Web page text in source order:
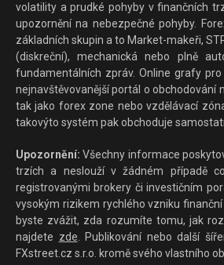
volatility a prudké pohyby v finančních
upozornění na nebezpečné pohyby.
základních skupin a to Market-makeři,
(diskreční), mechanická nebo plně
fundamentálních zpráv. Online grafy
nejnavštěvovanější portál o obchodování
tak jako forex zone nebo vzdělávací
takovýto systém pak obchoduje
Upozornění: Všechny informace
trzích a neslouží v žádném případě
registrovanými brokery či investičním
vysokým rizikem rychlého vzniku
byste zvážit, zda rozumíte tomu, jak
najdete zde. Publikování nebo další
FXstreet.cz s.r.o. kromě svého vlastního